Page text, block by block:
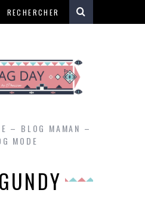
– BLOG MAMAN –
MODE